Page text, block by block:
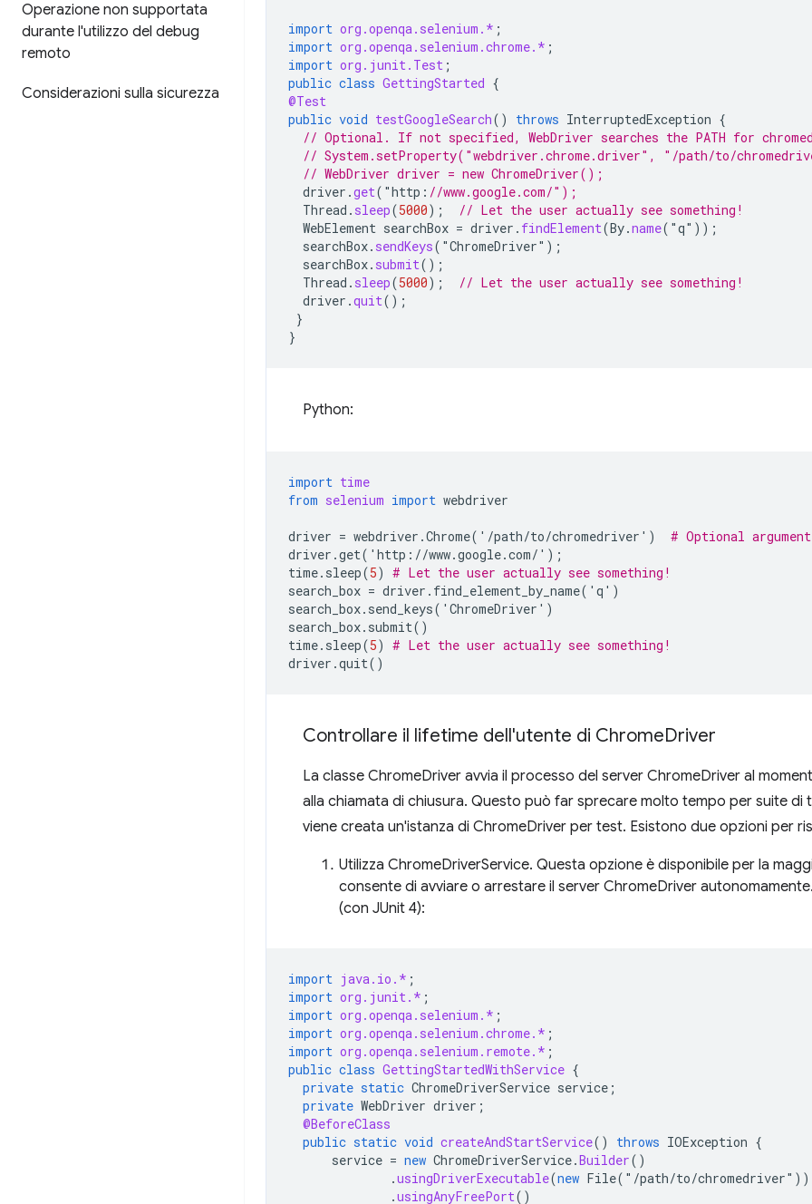
Operazione non supportata
durante l'utilizzo del debug
remoto
Considerazioni sulla sicurezza
import org.openqa.selenium.* ;
import org.openqa.selenium.chrome.* ;
import org.junit.Test ;
public class GettingStarted {
@Test
public void testGoogleSearch() throws InterruptedException {
// Optional. If not specified, WebDriver searches the PATH for
// System.setProperty("webdriver.chrome.driver", "/path/to/
// WebDriver driver = new ChromeDriver();
driver .get( "http : //www.google.com/");
Thread . sleep(5000);
// Let the user actually see something!
WebElement searchBox = driver . findElement(By.name( "q" ));
searchBox. sendKeys( "ChromeDriver" );
searchBox. submit();
Thread . sleep(5000);
// Let the user actually see something!
driver .quit();
}
}
Python:
import time
from selenium import webdriver
driver = webdriver .Chrome( ' /path/to/chromedriver ' )
# Optional
driver .get( ' http : //www.google.com/ ' );
time. sleep(5) # Let the user actually see something!
search_box = driver . find_element_by_name( ' q ' )
search_box. send_keys( ' ChromeDriver ' )
search_box. submit()
time. sleep(5) # Let the user actually see something!
driver .quit()
Controllare il lifetime dell'utente di ChromeDriver
La classe ChromeDriver avvia il processo del server ChromeDriver al
alla chiamata di chiusura. Questo può far sprecare molto tempo per suite di
viene creata un'istanza di ChromeDriver per test. Esistono due opzioni per
Utilizza ChromeDriverService. Questa opzione è disponibile per la
consente di avviare o arrestare il server ChromeDriver
(con JUnit 4):
import java.io.* ;
import org.junit.* ;
import org.openqa.selenium.* ;
import org.openqa.selenium.chrome.* ;
import org.openqa.selenium.remote.* ;
public class GettingStartedWithService {
private static ChromeDriverService service ;
private WebDriver driver ;
@BeforeClass
public static void createAndStartService() throws IOException {
service = new ChromeDriverService.Builder()
.usingDriverExecutable(new File( " /path/to/chromedriver" ))
.usingAnyFreePort()